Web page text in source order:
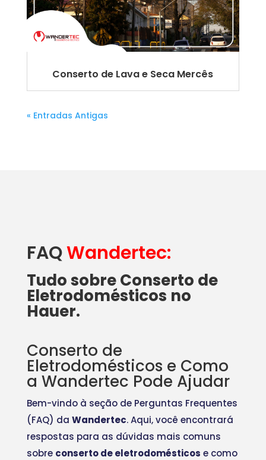
Conserto de Lava e Seca Mercês
« Entradas Antigas
FAQWandertec:
Tudo sobre Conserto de
Eletrodomésticos no
Hauer.
Conserto de
Eletrodomésticos e Como
a Wandertec Pode Ajudar
Bem-vindo à seção de Perguntas Frequentes
(FAQ) da Wandertec. Aqui, você encontrará
respostas para as dúvidas mais comuns
sobre conserto de eletrodomésticos e como